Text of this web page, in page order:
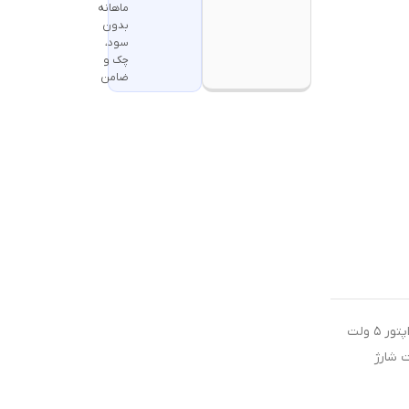
جهت شارژ محصولات شارژی از آداپتور ۵ ولت
شارژ
ماهانه
بدون
سود،
چک و
ضامن